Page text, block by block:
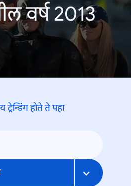
वर्ष 2013
ट्रेन्डिंंग होते ते पहा